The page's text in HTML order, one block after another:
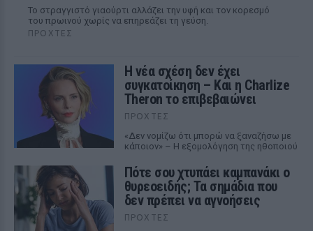
Το στραγγιστό γιαούρτι αλλάζει την υφή και τον κορεσμό
του πρωινού χωρίς να επηρεάζει τη γεύση.
ΠΡΟΧΤΈΣ
Η νέα σχέση δεν έχει
συγκατοίκηση – Και η Charlize
Theron το επιβεβαιώνει
ΠΡΟΧΤΈΣ
«Δεν νομίζω ότι μπορώ να ξαναζήσω με
κάποιον» – Η εξομολόγηση της ηθοποιού
Πότε σου χτυπάει καμπανάκι ο
θυρεοειδής; Τα σημάδια που
δεν πρέπει να αγνοήσεις
ΠΡΟΧΤΈΣ